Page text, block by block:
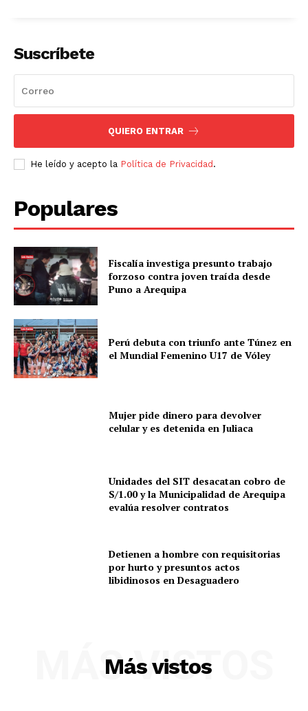
Suscríbete
QUIERO ENTRAR
He leído y acepto la Política de Privacidad.
Populares
Fiscalía investiga presunto trabajo
forzoso contra joven traída desde
Puno a Arequipa
Perú debuta con triunfo ante Túnez en
el Mundial Femenino U17 de Vóley
Mujer pide dinero para devolver
celular y es detenida en Juliaca
Unidades del SIT desacatan cobro de
S/1.00 y la Municipalidad de Arequipa
evalúa resolver contratos
Detienen a hombre con requisitorias
por hurto y presuntos actos
libidinosos en Desaguadero
Más vistos
MÁS VISTOS